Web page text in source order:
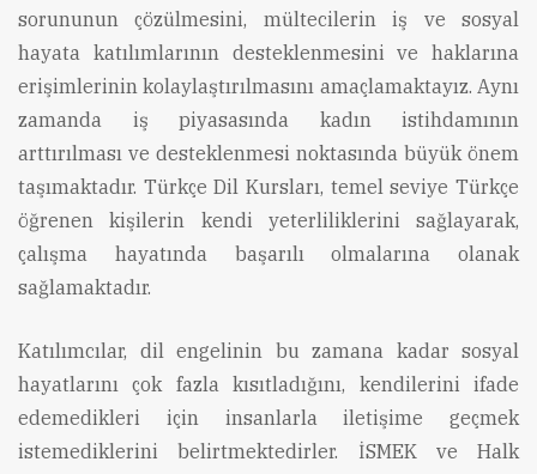
sorununun çözülmesini, mültecilerin iş ve sosyal
hayata katılımlarının desteklenmesini ve haklarına
erişimlerinin kolaylaştırılmasını amaçlamaktayız. Aynı
zamanda iş piyasasında kadın istihdamının
arttırılması ve desteklenmesi noktasında büyük önem
taşımaktadır. Türkçe Dil Kursları, temel seviye Türkçe
öğrenen kişilerin kendi yeterliliklerini sağlayarak,
çalışma hayatında başarılı olmalarına olanak
sağlamaktadır.
Katılımcılar, dil engelinin bu zamana kadar sosyal
hayatlarını çok fazla kısıtladığını, kendilerini ifade
edemedikleri için insanlarla iletişime geçmek
istemediklerini belirtmektedirler. İSMEK ve Halk